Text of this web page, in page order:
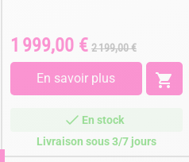
Prix
1 999,00 € Prix
de
base
2 199,00 €
En savoir plus 
En stock
Livraison sous 3/7 jours